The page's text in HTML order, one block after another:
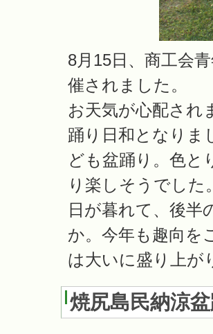
8月15日、商工会
催されました。
お天気が心配され
踊り日和となりま
ども盆踊り。色と
り楽しそうでした
日が暮れて、後半
か。今年も趣向を
は大いに盛り上が
焼尻島民納涼